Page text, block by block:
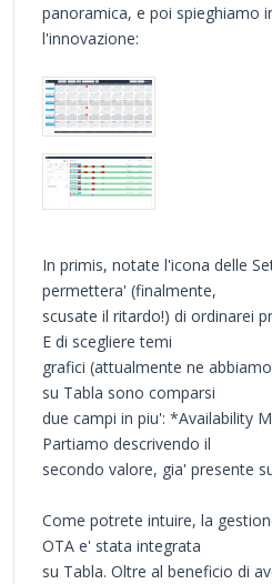
panoramica, e poi spieghiamo
l'innovazione:
In primis, notate l'icona delle
permettera' (finalmente,
scusate il ritardo!) di ordinarei
E di scegliere temi
grafici (attualmente ne
su Tabla sono comparsi
due campi in piu': *Availability
Partiamo descrivendo il
secondo valore, gia' presente
Come potrete intuire, la
OTA e' stata integrata
su Tabla. Oltre al beneficio di